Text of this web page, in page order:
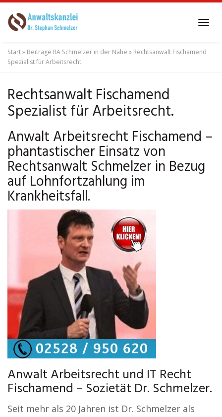
to
content
Start» Beiträge RA Schmelzer in der Nähe » Rechtsanwalt Fischamend
Spezialist für Arbeitsrecht.
Rechtsanwalt Fischamend
Spezialist für Arbeitsrecht.
Anwalt Arbeitsrecht Fischamend –
phantastischer Einsatz von
Rechtsanwalt Schmelzer in Bezug
auf Lohnfortzahlung im
Krankheitsfall.
Anwalt Arbeitsrecht und IT Recht
Fischamend – Sozietät Dr. Schmelzer.
Seit mehr als 20 Jahren ist Dr. Schmelzer als